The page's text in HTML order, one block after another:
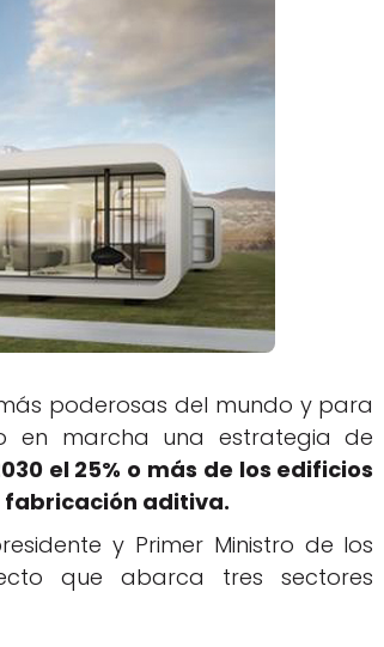
3D
poderosas del mundo y para
en marcha una estrategia de
el 25% o más de los edificios
fabricación aditiva.
y Primer Ministro de los
que abarca tres sectores